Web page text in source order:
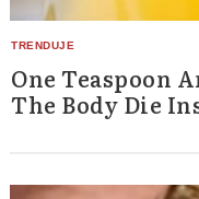
One Teaspoon
The Body Die